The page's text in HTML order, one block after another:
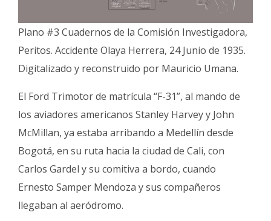
Plano #3 Cuadernos de la Comisión Investigadora,
Peritos. Accidente Olaya Herrera, 24 Junio de 1935.
Digitalizado y reconstruido por Mauricio Umana.
El Ford Trimotor de matrícula “F-31”, al mando de
los aviadores americanos Stanley Harvey y John
McMillan, ya estaba arribando a Medellín desde
Bogotá, en su ruta hacia la ciudad de Cali, con
Carlos Gardel y su comitiva a bordo, cuando
Ernesto Samper Mendoza y sus compañeros
llegaban al aeródromo.